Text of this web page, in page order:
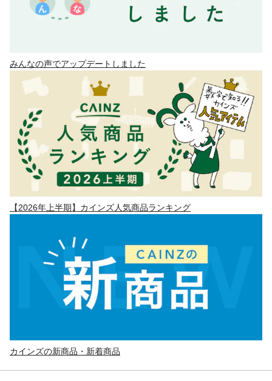
みんなの声でアップデートしました
【2026年上半期】カインズ人気商品ランキング
カインズの新商品・新着商品